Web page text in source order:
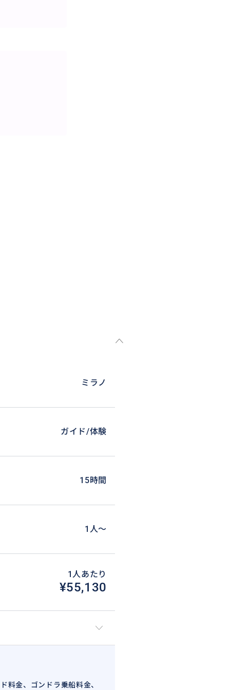
ミラノ
ガイド/体験
15時間
1人〜
1人あたり
¥55,130
料金、ゴンドラ乗船料金、